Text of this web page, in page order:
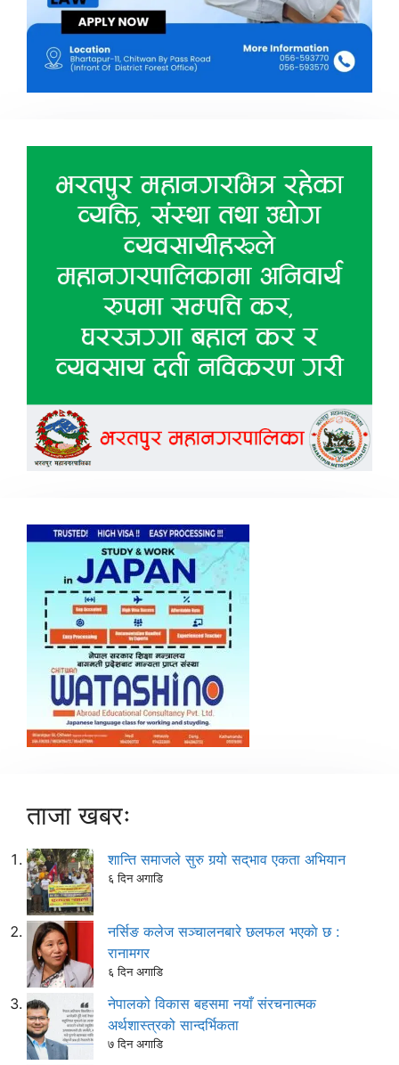
ताजा खबरः
शान्ति समाजले सुरु गर्‍यो सद्‌भाव एकता अभियान
६ दिन अगाडि
नर्सिङ कलेज सञ्चालनबारे छलफल भएकाे छ :
रानामगर
६ दिन अगाडि
नेपालको विकास बहसमा नयाँ संरचनात्मक
अर्थशास्त्रको सान्दर्भिकता
७ दिन अगाडि